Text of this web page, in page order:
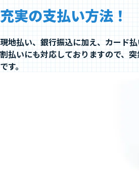
充実の支払い方法！
現地払い、銀行振込に加え、カード
割払いにも対応しておりますので、
です。